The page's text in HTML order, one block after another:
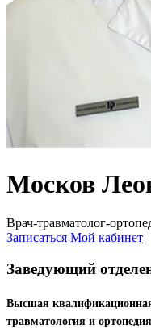
Москов
Врач-травматолог-
Записаться Мой кабинет
Заведующий
Высшая
травматология и ортопедия